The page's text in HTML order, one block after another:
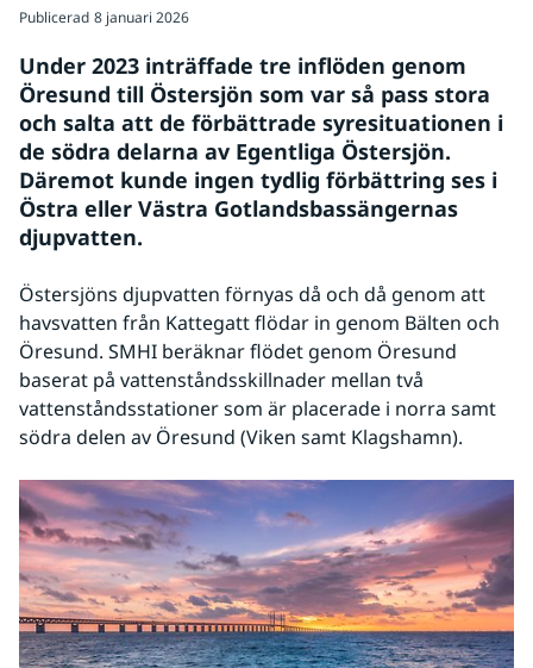
Publicerad 8 januari 2026
Under 2023 inträffade tre inflöden genom
Öresund till Östersjön som var så pass stora
och salta att de förbättrade syresituationen i
de södra delarna av Egentliga Östersjön.
Däremot kunde ingen tydlig förbättring ses i
Östra eller Västra Gotlandsbassängernas
djupvatten.
Östersjöns djupvatten förnyas då och då genom att
havsvatten från Kattegatt flödar in genom Bälten och
Öresund. SMHI beräknar flödet genom Öresund
baserat på vattenståndsskillnader mellan två
vattenståndsstationer som är placerade i norra samt
södra delen av Öresund (Viken samt Klagshamn).